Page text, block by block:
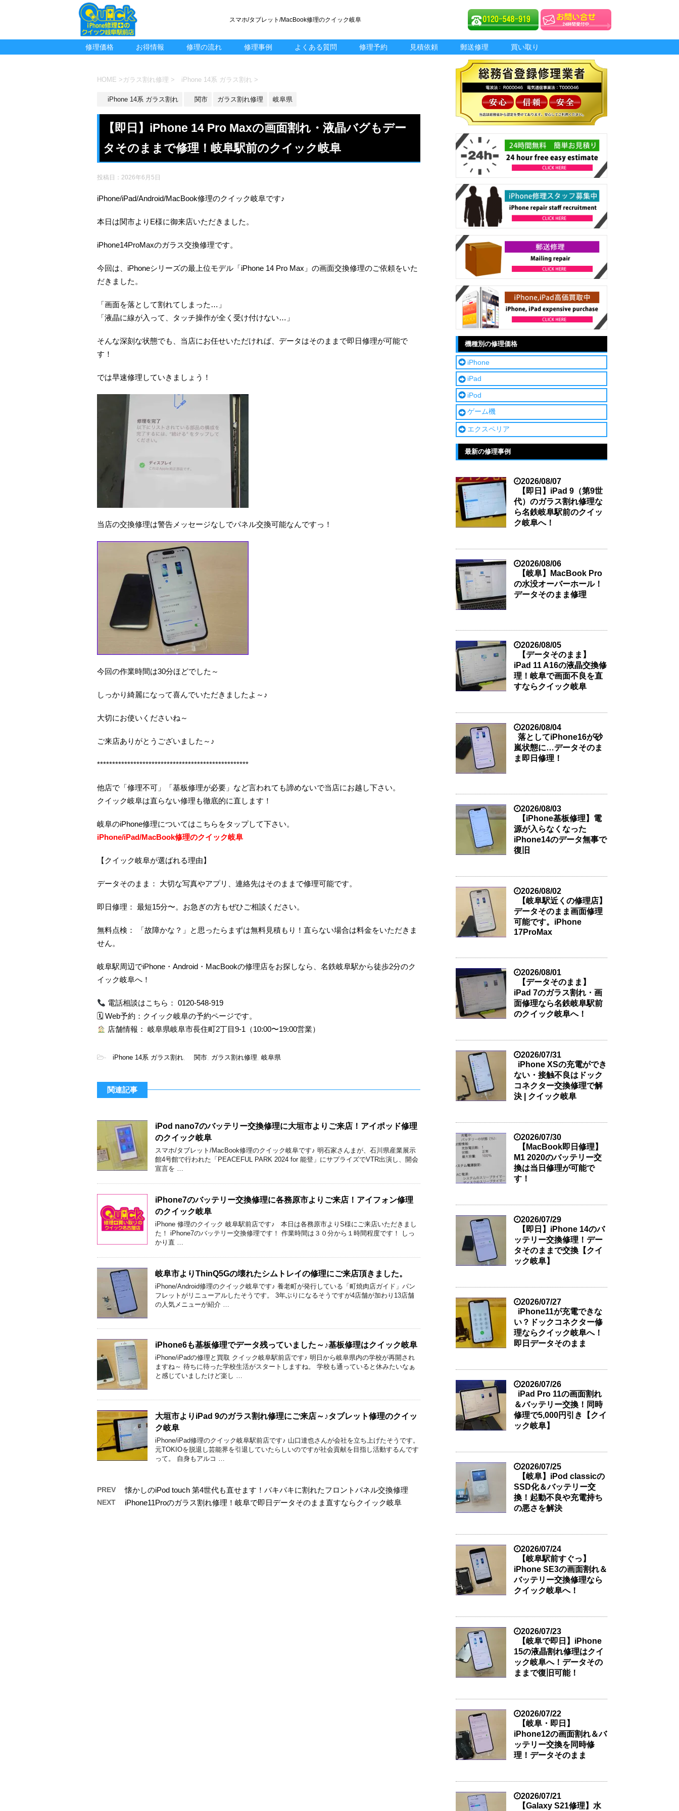
スマホ/タブレット/MacBook修理のクイック岐阜
修理価格 お得情報 修理の流れ 修理事例 よくある質問 修理予約 見積依頼 郵送修理 買い取り
HOME > ガラス割れ修理 > iPhone 14系 ガラス割れ >
iPhone 14系 ガラス割れ 関市 ガラス割れ修理 岐阜県
【即日】iPhone 14 Pro Maxの画面割れ・液晶バグもデー
タそのままで修理！岐阜駅前のクイック岐阜
投稿日： 2026年6月5日
iPhone/iPad/Android/MacBook修理のクイック岐阜です♪
本日は関市よりE様に御来店いただきました。
iPhone14ProMaxのガラス交換修理です。
今回は、iPhoneシリーズの最上位モデル「iPhone 14 Pro Max」の画面交換修理のご依頼をいた
だきました。
「画面を落として割れてしまった…」
「液晶に線が入って、タッチ操作が全く受け付けない…」
そんな深刻な状態でも、当店にお任せいただければ、データはそのままで即日修理が可能で
す！
では早速修理していきましょう！
当店の交換修理は警告メッセージなしでパネル交換可能なんですっ！
今回の作業時間は30分ほどでした～
しっかり綺麗になって喜んでいただきましたよ～♪
大切にお使いくださいね～
ご来店ありがとうございました～♪
**************************************************
他店で「修理不可」「基板修理が必要」など言われても諦めないで当店にお越し下さい。
クイック岐阜は直らない修理も徹底的に直します！
岐阜のiPhone修理についてはこちらをタップして下さい。
iPhone/iPad/MacBook修理のクイック岐阜
【クイック岐阜が選ばれる理由】
データそのまま： 大切な写真やアプリ、連絡先はそのままで修理可能です。
即日修理： 最短15分〜。お急ぎの方もぜひご相談ください。
無料点検： 「故障かな？」と思ったらまずは無料見積もり！直らない場合は料金をいただきま
せん。
岐阜駅周辺でiPhone・Android・MacBookの修理店をお探しなら、名鉄岐阜駅から徒歩2分のク
イック岐阜へ！
電話相談はこちら： 0120-548-919
🗓 Web予約： クイック岐阜の予約ページです。
店舗情報： 岐阜県岐阜市長住町2丁目9-1（10:00〜19:00営業）
- iPhone 14系 ガラス割れ, 関市, ガラス割れ修理, 岐阜県
関連記事
iPod nano7のバッテリー交換修理に大垣市よりご来店！アイポッド修理
のクイック岐阜
スマホ/タブレット/MacBook修理のクイック岐阜です♪ 明石家さんまが、石川県産業展示
館4号館で行われた「PEACEFUL PARK 2024 for 能登」にサプライズでVTR出演し、開会
宣言を …
iPhone7のバッテリー交換修理に各務原市よりご来店！アイフォン修理
のクイック岐阜
iPhone 修理のクイック 岐阜駅前店です♪ 本日は各務原市よりS様にご来店いただきまし
た！ iPhone7のバッテリー交換修理です！ 作業時間は３０分から１時間程度です！ しっ
かり直 …
岐阜市よりThinQ5Gの壊れたシムトレイの修理にご来店頂きました。
iPhone/Android修理のクイック岐阜です♪ 養老町が発行している「町焼肉店ガイド」パン
フレットがリニューアルしたそうです。 3年ぶりになるそうですが4店舗が加わり13店舗
の人気メニューが紹介 …
iPhone6も基板修理でデータ残っていました～♪基板修理はクイック岐阜
iPhone/iPadの修理と買取 クイック岐阜駅前店です♪ 明日から岐阜県内の学校が再開され
ますね～ 待ちに待った学校生活がスタートしますね。 学校も通っていると休みたいなぁ
と感じていましたけど楽し …
大垣市よりiPad 9のガラス割れ修理にご来店～♪タブレット修理のクイッ
ク岐阜
iPhone/iPad修理のクイック岐阜駅前店です♪ 山口達也さんが会社を立ち上げたそうです。
元TOKIOを脱退し芸能界を引退していたらしいのですが社会貢献を目指し活動するんです
って。 自身もアルコ …
PREV 懐かしのiPod touch 第4世代も直せます！バキバキに割れたフロントパネル交換修理
NEXT iPhone11Proのガラス割れ修理！岐阜で即日データそのまま直すならクイック岐阜
機種別の修理価格
iPhone
iPad
iPod
ゲーム機
エクスペリア
最新の修理事例
2026/08/07
【即日】iPad 9（第9世
代）のガラス割れ修理な
ら名鉄岐阜駅前のクイッ
ク岐阜へ！
2026/08/06
【岐阜】MacBook Pro
の水没オーバーホール！
データそのまま修理
2026/08/05
【データそのまま】
iPad 11 A16の液晶交換修
理！岐阜で画面不良を直
すならクイック岐阜
2026/08/04
落としてiPhone16が砂
嵐状態に…データそのま
ま即日修理！
2026/08/03
【iPhone基板修理】電
源が入らなくなった
iPhone14のデータ無事で
復旧
2026/08/02
【岐阜駅近くの修理店】
データそのまま画面修理
可能です。iPhone
17ProMax
2026/08/01
【データそのまま】
iPad 7のガラス割れ・画
面修理なら名鉄岐阜駅前
のクイック岐阜へ！
2026/07/31
iPhone XSの充電ができ
ない・接触不良はドック
コネクター交換修理で解
決 | クイック岐阜
2026/07/30
【MacBook即日修理】
M1 2020のバッテリー交
換は当日修理が可能で
す！
2026/07/29
【即日】iPhone 14のバ
ッテリー交換修理！デー
タそのままで交換【クイ
ック岐阜】
2026/07/27
iPhone11が充電できな
い？ドックコネクター修
理ならクイック岐阜へ！
即日データそのまま
2026/07/26
iPad Pro 11の画面割れ
＆バッテリー交換！同時
修理で5,000円引き【クイ
ック岐阜】
2026/07/25
【岐阜】iPod classicの
SSD化＆バッテリー交
換！起動不良や充電持ち
の悪さを解決
2026/07/24
【岐阜駅前すぐっ】
iPhone SE3の画面割れ＆
バッテリー交換修理なら
クイック岐阜へ！
2026/07/23
【岐阜で即日】iPhone
15の液晶割れ修理はクイ
ック岐阜へ！データその
ままで復旧可能！
2026/07/22
【岐阜・即日】
iPhone12の画面割れ＆バ
ッテリー交換を同時修
理！データそのまま
2026/07/21
【Galaxy S21修理】水